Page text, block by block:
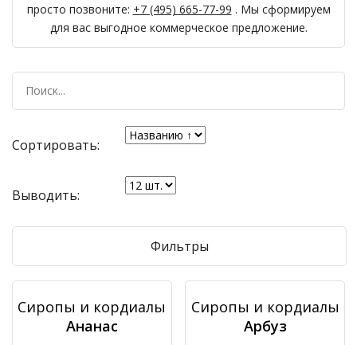
просто позвоните: +7 (495) 665-77-99 . Мы сформируем
для вас выгодное коммерческое предложение.
Сортировать:
Выводить:
Фильтры
Сиропы и кордиалы
Ананас
Сиропы и кордиалы
Арбуз